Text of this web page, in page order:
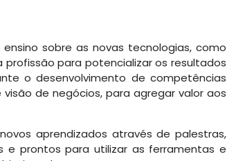
sobre as novas tecnologias, como
para potencializar os resultados
o desenvolvimento de competências
de negócios, para agregar valor aos
aprendizados através de palestras,
e prontos para utilizar as ferramentas e